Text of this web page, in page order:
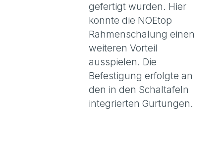
gefertigt wurden. Hier
konnte die NOEtop
Rahmenschalung einen
weiteren Vorteil
ausspielen. Die
Befestigung erfolgte an
den in den Schaltafeln
integrierten Gurtungen.